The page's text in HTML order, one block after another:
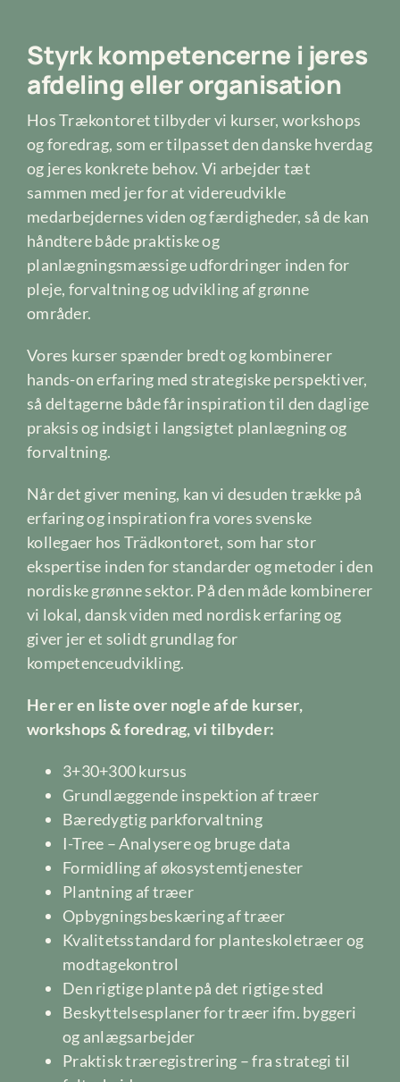
Styrk kompetencerne i jeres
afdeling eller organisation
Hos Trækontoret tilbyder vi kurser, workshops
og foredrag, som er tilpasset den danske hverdag
og jeres konkrete behov. Vi arbejder tæt
sammen med jer for at videreudvikle
medarbejdernes viden og færdigheder, så de kan
håndtere både praktiske og
planlægningsmæssige udfordringer inden for
pleje, forvaltning og udvikling af grønne
områder.
Vores kurser spænder bredt og kombinerer
hands-on erfaring med strategiske perspektiver,
så deltagerne både får inspiration til den daglige
praksis og indsigt i langsigtet planlægning og
forvaltning.
Når det giver mening, kan vi desuden trække på
erfaring og inspiration fra vores svenske
kollegaer hos Trädkontoret, som har stor
ekspertise inden for standarder og metoder i den
nordiske grønne sektor. På den måde kombinerer
vi lokal, dansk viden med nordisk erfaring og
giver jer et solidt grundlag for
kompetenceudvikling.
Her er en liste over nogle af de kurser,
workshops & foredrag, vi tilbyder:
3+30+300 kursus
Grundlæggende inspektion af træer
Bæredygtig parkforvaltning
I-Tree – Analysere og bruge data
Formidling af økosystemtjenester
Plantning af træer
Opbygningsbeskæring af træer
Kvalitetsstandard for planteskoletræer og
modtagekontrol
Den rigtige plante på det rigtige sted
Beskyttelsesplaner for træer ifm. byggeri
og anlægsarbejder
Praktisk træregistrering – fra strategi til